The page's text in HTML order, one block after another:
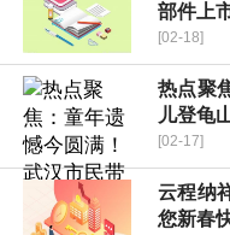
部件上
[02-18]
热点聚
儿登龟
[02-17]
云程纳
您新春